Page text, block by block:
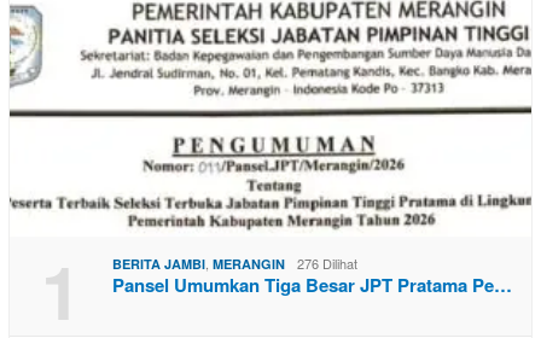
1 BERITA JAMBI, MERANGIN 276 Dilihat
Pansel Umumkan Tiga Besar JPT Pratama Pe…